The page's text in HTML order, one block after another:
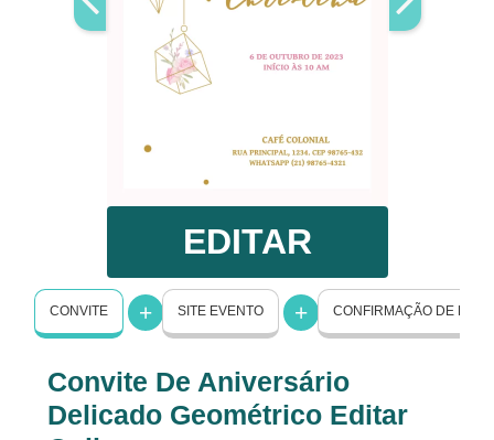
EDITAR
CONVITE SITE EVENTO CONFIRMAÇÃO DE
Convite De Aniversário
Delicado Geométrico Editar